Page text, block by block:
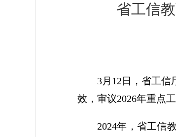
省工信
3月12日，省工
效，审议2026年重点
2024年，省工信